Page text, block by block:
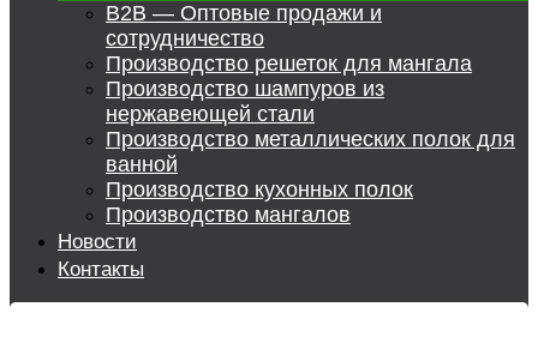
B2B — Оптовые продажи и
сотрудничество
Производство решеток для мангала
Производство шампуров из
нержавеющей стали
Производство металлических полок для
ванной
Производство кухонных полок
Производство мангалов
Новости
Контакты